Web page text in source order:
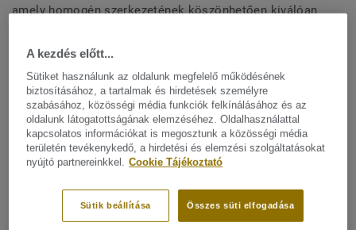
amely homogén szerkezetének köszönhetően kiválóan
Felületvédelemmel rendelkezik, hogy nagy tartósságot és
színenként legalább 350 m²-es mennyiség esetén xf²
felületvédelemmel is rendelhető.Lumaflex alátétrendszerrel
kombinálható, hogy különböző sporttevékenységekhez is
megfelelő teljesítményt nyújtson.
Mutasson többet
FŐBB JELLEMZŐK
Olaszországban készül
Rendkívül ellenálló a kopással a benyomódással
szemben
Helyszíni felületkezelés
A Lumaflex alátétrendszerrel kombinálható
A kezdés előtt...
Sütiket használunk az oldalunk megfelelő működésének
biztosításához, a tartalmak és hirdetések személyre
szabásához, közösségi média funkciók felkínálásához és az
oldalunk látogatottságának elemzéséhez. Oldalhasználattal
kapcsolatos információkat is megosztunk a közösségi média
területén tevékenykedő, a hirdetési és elemzési szolgáltatásokat
nyújtó partnereinkkel. Cookie Tájékoztató
Összes süti elfogadása
Sütik beállítása